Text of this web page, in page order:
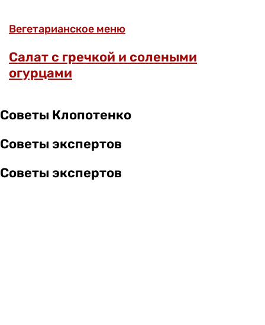
Вегетарианское меню
Салат с гречкой и солеными
огурцами
Советы Клопотенко
Советы экспертов
Советы экспертов